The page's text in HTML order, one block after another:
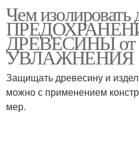
Чем изолировать
ДРЕВЕСИНЫ от
УВЛАЖНЕНИЯ
Защищать древесину и
можно с применением
мер.